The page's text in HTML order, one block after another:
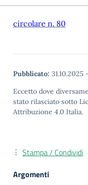
circolare n. 80
Pubblicato: 31.10.2025 -
Eccetto dove
stato rilasciato sotto
Attribuzione 4.0 Italia.
Stampa / Condividi
Argomenti